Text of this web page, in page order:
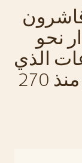
نحو
الذي
دأبت عليه دون انقطاع منذ 270